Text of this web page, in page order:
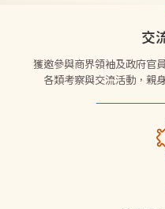
交
獲邀參與商界領袖及政府官
各類考察與交流活動，親